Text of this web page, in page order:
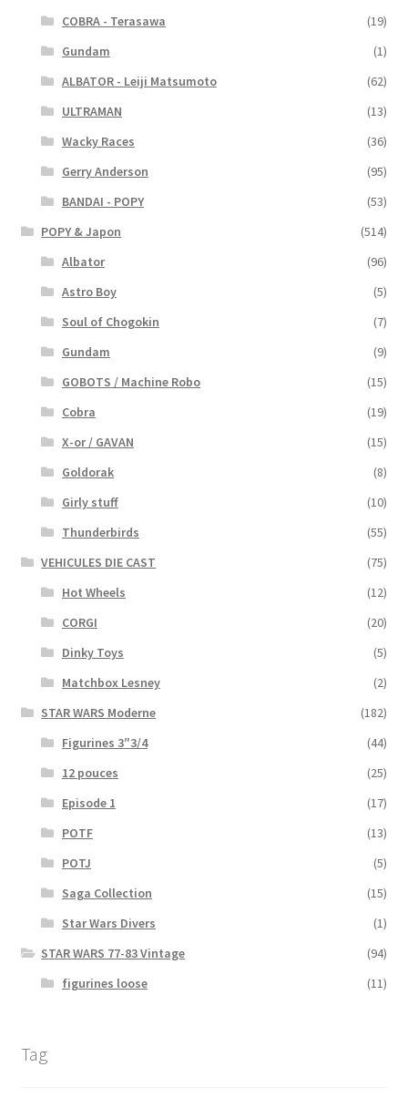
COBRA - Terasawa
(19)
Gundam
(1)
ALBATOR - Leiji Matsumoto
(62)
ULTRAMAN
(13)
Wacky Races
(36)
Gerry Anderson
(95)
BANDAI - POPY
(53)
POPY & Japon
(514)
Albator
(96)
Astro Boy
(5)
Soul of Chogokin
(7)
Gundam
(9)
GOBOTS / Machine Robo
(15)
Cobra
(19)
X-or / GAVAN
(15)
Goldorak
(8)
Girly stuff
(10)
Thunderbirds
(55)
VEHICULES DIE CAST
(75)
Hot Wheels
(12)
CORGI
(20)
Dinky Toys
(5)
Matchbox Lesney
(2)
STAR WARS Moderne
(182)
Figurines 3″3/4
(44)
12 pouces
(25)
Episode 1
(17)
POTF
(13)
POTJ
(5)
Saga Collection
(15)
Star Wars Divers
(1)
STAR WARS 77-83 Vintage
(94)
figurines loose
(11)
Tag